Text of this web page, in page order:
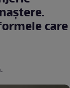
care